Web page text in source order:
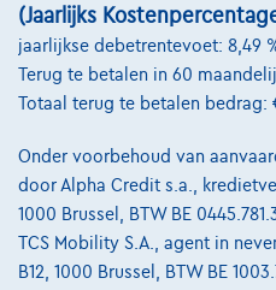
Mercedes-Benz CLA 180
BUSINESS SOLUTION - CAMERA -
03/2022
109.872 km Benzine
(Jaarlijks
jaarlijkse debetrentevoet: 8,49
Terug te betalen in 60
Totaal terug te betalen bedrag:
Onder voorbehoud van
door Alpha Credit s.a.,
1000 Brussel, BTW BE
TCS Mobility S.A., agent in
B12, 1000 Brussel, BTW BE